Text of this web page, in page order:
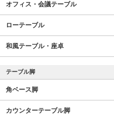
オフィス・会議テーブル
ローテーブル
和風テーブル・座卓
テーブル脚
角ベース脚
カウンターテーブル脚